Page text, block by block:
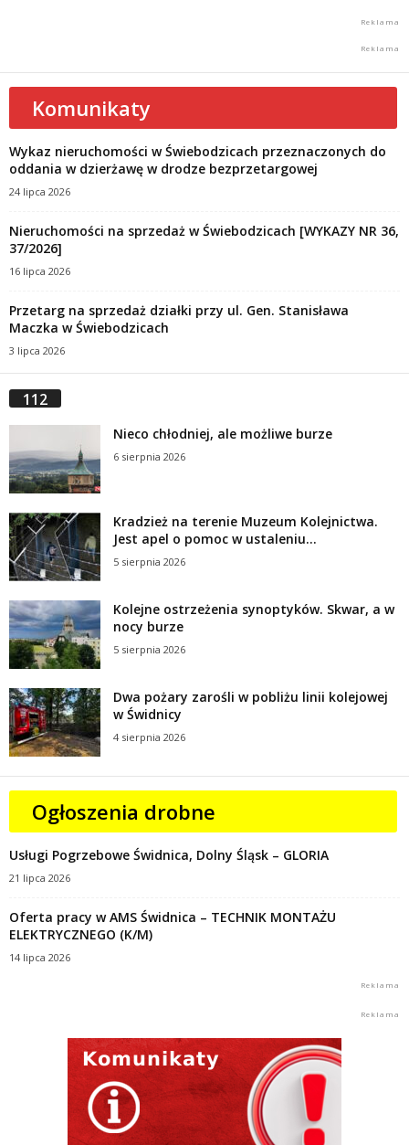
Komunikaty
Wykaz nieruchomości w Świebodzicach przeznaczonych do
oddania w dzierżawę w drodze bezprzetargowej
24 lipca 2026
Nieruchomości na sprzedaż w Świebodzicach [WYKAZY NR 36,
37/2026]
16 lipca 2026
Przetarg na sprzedaż działki przy ul. Gen. Stanisława
Maczka w Świebodzicach
3 lipca 2026
112
Nieco chłodniej, ale możliwe burze
6 sierpnia 2026
Kradzież na terenie Muzeum Kolejnictwa.
Jest apel o pomoc w ustaleniu...
5 sierpnia 2026
Kolejne ostrzeżenia synoptyków. Skwar, a w
nocy burze
5 sierpnia 2026
Dwa pożary zarośli w pobliżu linii kolejowej
w Świdnicy
4 sierpnia 2026
Ogłoszenia drobne
Usługi Pogrzebowe Świdnica, Dolny Śląsk – GLORIA
21 lipca 2026
Oferta pracy w AMS Świdnica – TECHNIK MONTAŻU
ELEKTRYCZNEGO (K/M)
14 lipca 2026